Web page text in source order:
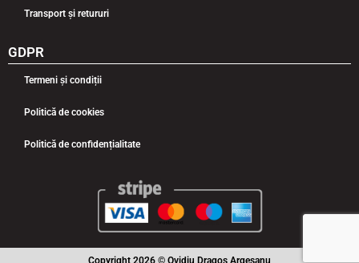
Transport și retururi
GDPR
Termeni și condiții
Politică de cookies
Politică de confidențialitate
Copyright 2026 © Ovidiu Dragoș Argeșanu